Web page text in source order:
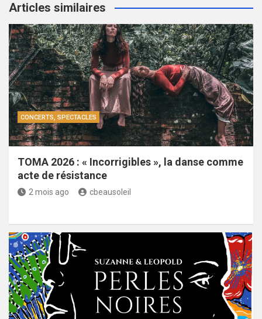
Articles similaires
CONCERTS, SPECTACLES
TOMA 2026 : « Incorrigibles », la danse comme
acte de résistance
2 mois ago cbeausoleil